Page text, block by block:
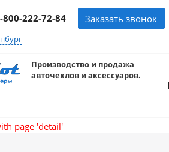
800-222-72-84 Заказать звонок
Производство и продажа
авточехлов и аксессуаров.
page 'detail'